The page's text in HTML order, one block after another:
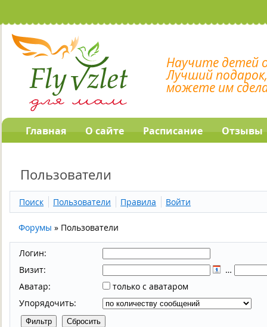
Научите детей
Лучший
можете им
Главная О сайте Расписание Отзывы
Пользователи
Поиск Пользователи Правила Войти
Форумы » Пользователи
Логин:
Визит:
…
Аватар:
только с аватаром
Упорядочить: